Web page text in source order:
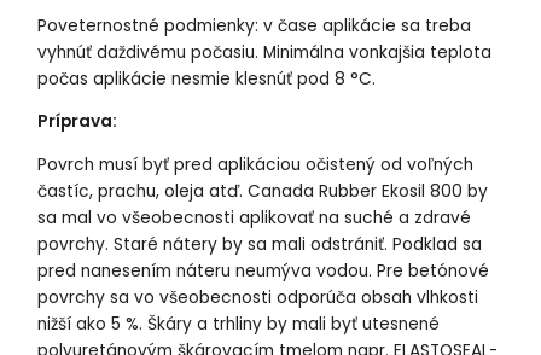
Poveternostné podmienky: v čase aplikácie sa treba
vyhnúť daždivému počasiu. Minimálna vonkajšia teplota
počas aplikácie nesmie klesnúť pod 8 °C.
Príprava:
Povrch musí byť pred aplikáciou očistený od voľných
častíc, prachu, oleja atď. Canada Rubber Ekosil 800 by
sa mal vo všeobecnosti aplikovať na suché a zdravé
povrchy. Staré nátery by sa mali odstrániť. Podklad sa
pred nanesením náteru neumýva vodou. Pre betónové
povrchy sa vo všeobecnosti odporúča obsah vlhkosti
nižší ako 5 %. Škáry a trhliny by mali byť utesnené